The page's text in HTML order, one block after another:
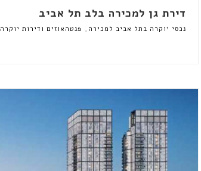
דירת גן למכירה בלב תל אביב
נכסי יוקרה בתל אביב למכירה , פנטהאוזים ודירות יוקרה